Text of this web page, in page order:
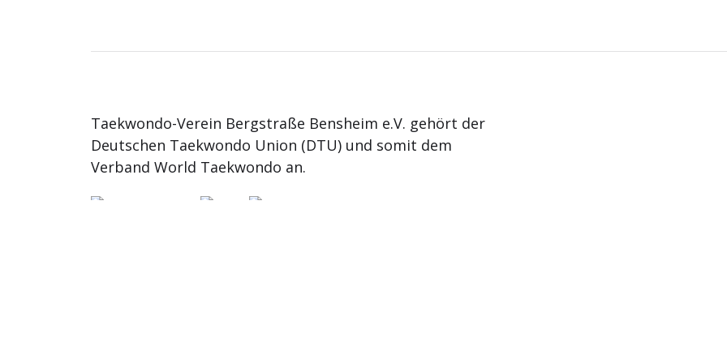
Taekwondo-Verein Bergstraße Bensheim e.V. gehört der
Deutschen Taekwondo Union (DTU) und somit dem
Verband World Taekwondo an.